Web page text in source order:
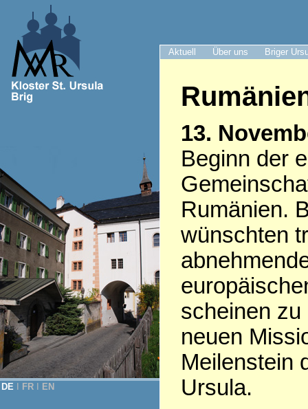
Aktuell Über uns Briger
DE FR EN
13.
Beginn der
Rumänien.
wünschten
scheinen
neuen
Meilenstein
Ursula.